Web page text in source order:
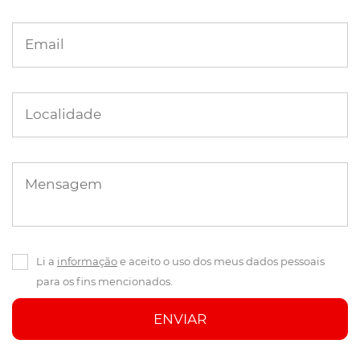
Email
Localidade
Mensagem
Li a informaçãoe aceito o uso dos meus dados pessoais
para os fins mencionados.
ENVIAR